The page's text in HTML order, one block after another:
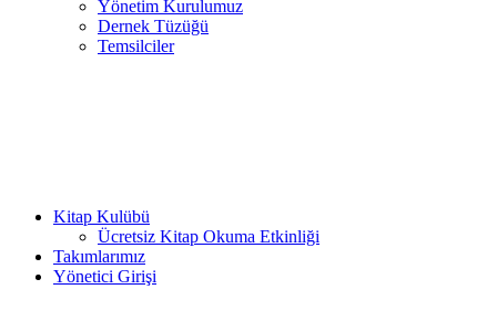
Yönetim Kurulumuz
Dernek Tüzüğü
Temsilciler
Kitap Kulübü
Ücretsiz Kitap Okuma Etkinliği
Takımlarımız
Yönetici Girişi